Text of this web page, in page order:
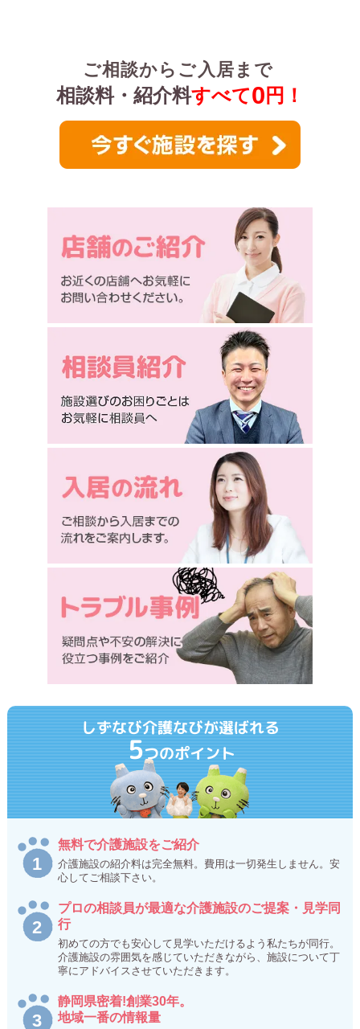
ご相談からご入居まで
相談料・紹介料すべて0 円！
しずなび介護なびが選ばれる
5つのポイント
無料で介護施設をご紹介
介護施設の紹介料は完全無料。費用は一切発生しません。安
心してご相談下さい。
プロの相談員が最適な介護施設のご提案・見学同
行
初めての方でも安心して見学いただけるよう私たちが同行。
介護施設の雰囲気を感じていただきながら、施設について丁
寧にアドバイスさせていただきます。
静岡県密着!創業30年。
地域一番の情報量